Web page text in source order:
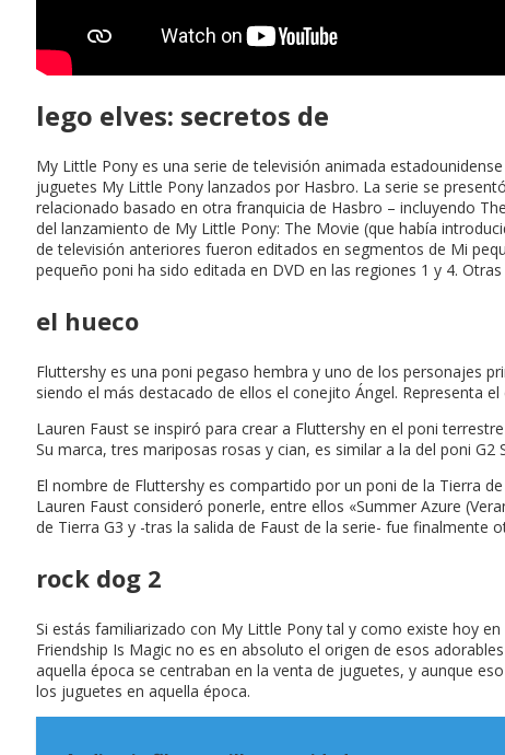
lego elves: secretos de
My Little Pony es una serie de televisión animada
juguetes My Little Pony lanzados por Hasbro. La serie se
relacionado basado en otra franquicia de Hasbro – incluyendo
del lanzamiento de My Little Pony: The Movie (que había
de televisión anteriores fueron editados en segmentos de Mi
pequeño poni ha sido editada en DVD en las regiones 1 y 4.
el hueco
Fluttershy es una poni pegaso hembra y uno de los personajes
siendo el más destacado de ellos el conejito Ángel. Representa
Lauren Faust se inspiró para crear a Fluttershy en el poni
Su marca, tres mariposas rosas y cian, es similar a la del poni G2
El nombre de Fluttershy es compartido por un poni de la Tierra
Lauren Faust consideró ponerle, entre ellos «Summer Azure
de Tierra G3 y -tras la salida de Faust de la serie- fue
rock dog 2
Si estás familiarizado con My Little Pony tal y como existe hoy
Friendship Is Magic no es en absoluto el origen de esos
aquella época se centraban en la venta de juguetes, y aunque
los juguetes en aquella época.